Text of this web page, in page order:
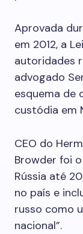
Aprovada
em 2012, a
autoridades
advogado
esquema de
custódia em
CEO do
Browder foi
Rússia até
no país e
russo como
nacional”.